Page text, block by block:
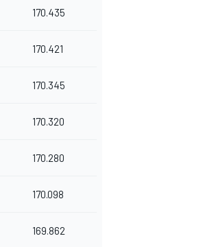
170.435
170.421
170.345
170.320
170.280
170.098
169.862